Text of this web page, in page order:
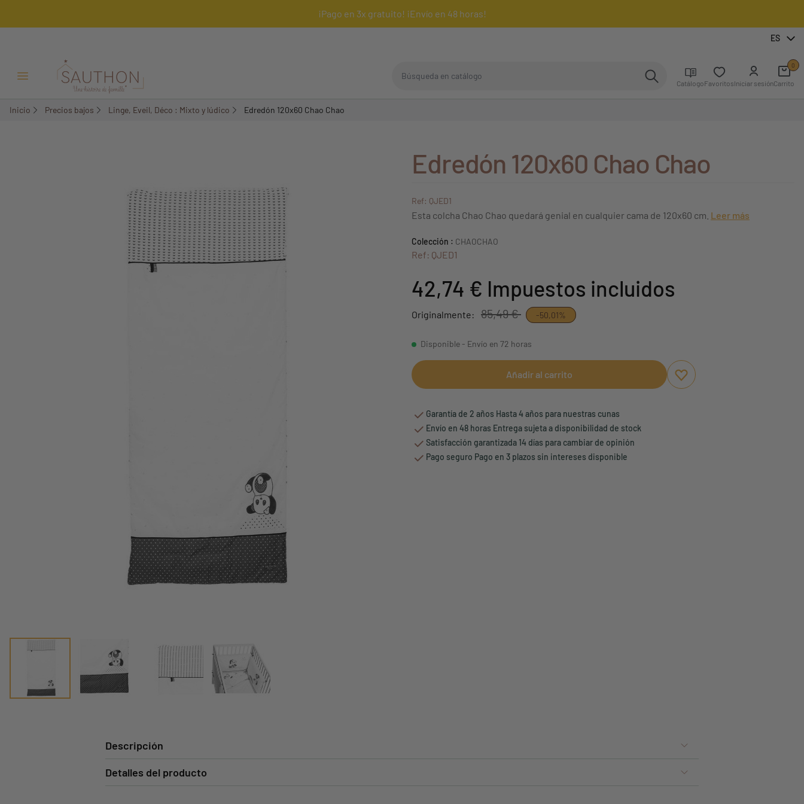
¡Pago en 3x gratuito! ¡Envío en 48 horas!
ES
Menú Abrir/Cerrar CatálogoFavoritosIniciar sesiónCarrito
0
Inicio Precios bajos Linge, Eveil, Déco : Mixto y lúdico Edredón 120x60 Chao Chao
Edredón 120x60 Chao Chao
Ref: QJED1
Esta colcha Chao Chao quedará genial en cualquier cama de 120x60 cm. Leer más
Colección : CHAOCHAO
Ref: QJED1
42,74 € Impuestos incluidos
Originalmente: 85,49 € -50,01%
Disponible - Envío en 72 horas
Añadir al carrito
Aggiungi ai preferiti
borrar favoritos
Garantía de 2 años Hasta 4 años para nuestras cunas
Envío en 48 horas Entrega sujeta a disponibilidad de stock
Satisfacción garantizada 14 días para cambiar de opinión
Pago seguro Pago en 3 plazos sin intereses disponible
Descripción
Detalles del producto